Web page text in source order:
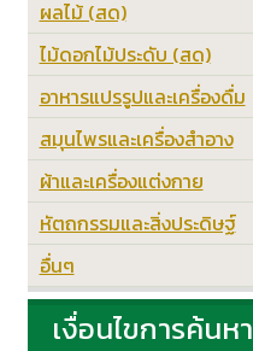
ผลไม้ (สด)
ไม้ดอกไม้ประดับ (สด)
อาหารแปรรูปและเครื่องดื่ม
สมุนไพรและเครื่องสำอาง
ผ้าและเครื่องแต่งกาย
หัตถกรรมและสิ่งประดิษฐ์
อื่นๆ
เงื่อนไขการค้นหา